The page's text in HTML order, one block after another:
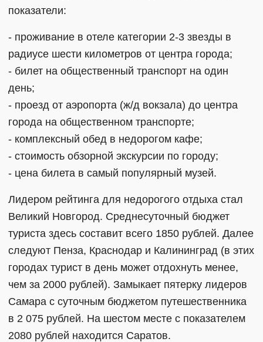
показатели:
- проживание в отеле категории 2-3 звезды в
радиусе шести километров от центра города;
- билет на общественный транспорт на один
день;
- проезд от аэропорта (ж/д вокзала) до центра
города на общественном транспорте;
- комплексный обед в недорогом кафе;
- стоимость обзорной экскурсии по городу;
- цена билета в самый популярный музей.
Лидером рейтинга для недорогого отдыха стал
Великий Новгород. Среднесуточный бюджет
туриста здесь составит всего 1850 рублей. Далее
следуют Пенза, Краснодар и Калининград (в этих
городах турист в день может отдохнуть менее,
чем за 2000 рублей). Замыкает пятерку лидеров
Самара с суточным бюджетом путешественника
в 2 075 рублей. На шестом месте с показателем
2080 рублей находится Саратов.